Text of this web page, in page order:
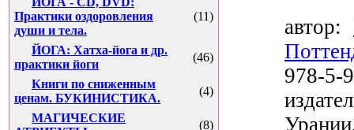
Практики оздоровления
души и тела.
(11)
ЙОГА: Хатха-йога и др.
практики йоги
(46)
Книги по сниженным
ценам. БУКИНИСТИКА.
(4)
МАГИЧЕСКИЕ
(8)
автор:
978-5-